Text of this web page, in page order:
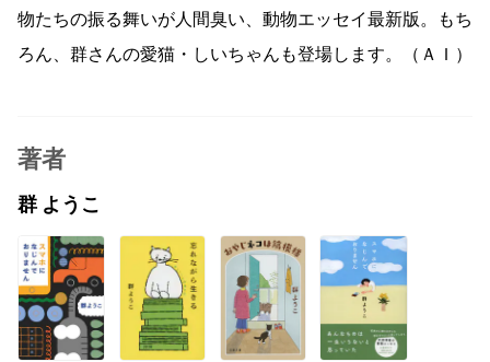
物たちの振る舞いが人間臭い、動物エッセイ最新版。もち
ろん、群さんの愛猫・しいちゃんも登場します。（ＡＩ）
著者
群 ようこ